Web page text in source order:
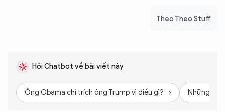
Theo Theo Stuff
Hỏi Chatbot về bài viết này
Ông Obama chỉ trích ông Trump vì điều gì? Những lời